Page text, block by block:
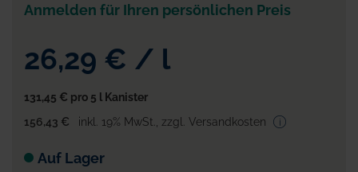
Anmelden für Ihren persönlichen Preis
26,29 € / l
131,45 € pro 5 l Kanister
156,43 €
inkl. 19% MwSt. zzgl. Versandkosten
Auf Lager